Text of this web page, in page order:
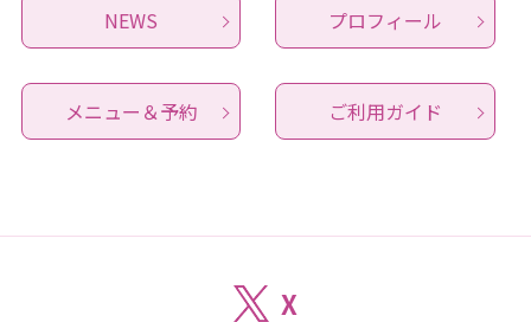
NEWS プロフィール
メニュー＆予約 ご利用ガイド
X